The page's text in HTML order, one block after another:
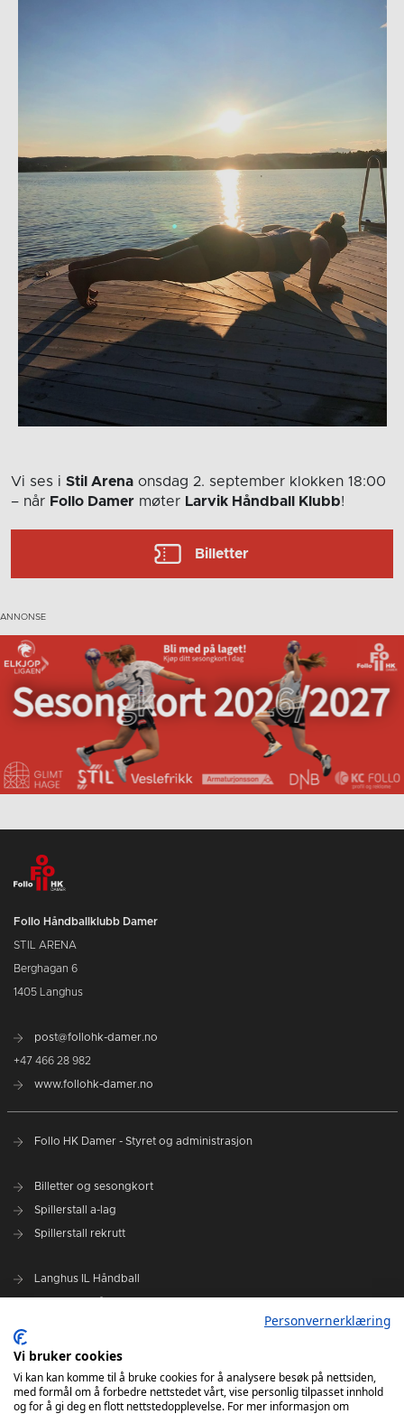
Vi ses i Stil Arena onsdag 2. september klokken 18:00
– når Follo Damer møter Larvik Håndball Klubb!
Billetter
Follo Håndballklubb Damer
STIL ARENA
Berghagan 6
1405 Langhus
post@follohk-damer.no
+47 466 28 982
www.follohk-damer.no
Follo HK Damer - Styret og administrasjon
Billetter og sesongkort
Spillerstall a-lag
Spillerstall rekrutt
Langhus IL Håndball
Siggerud IL Håndball
Ski IL Håndball
Follo HK
Personvernerklæring
Vi bruker cookies
Vi kan kan komme til å bruke cookies for å analysere besøk på nettsiden,
med formål om å forbedre nettstedet vårt, vise personlig tilpasset innhold
og for å gi deg en flott nettstedopplevelse. For mer informasjon om